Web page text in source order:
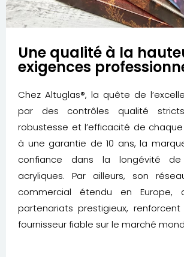
Une qualité à la
exigences
Chez Altuglas®, la quête de
par des contrôles qualité
robustesse et l’efficacité de
à une garantie de 10 ans, la
confiance dans la longévité
acryliques. Par ailleurs, son
commercial étendu en Europe,
partenariats prestigieux,
fournisseur fiable sur le marché